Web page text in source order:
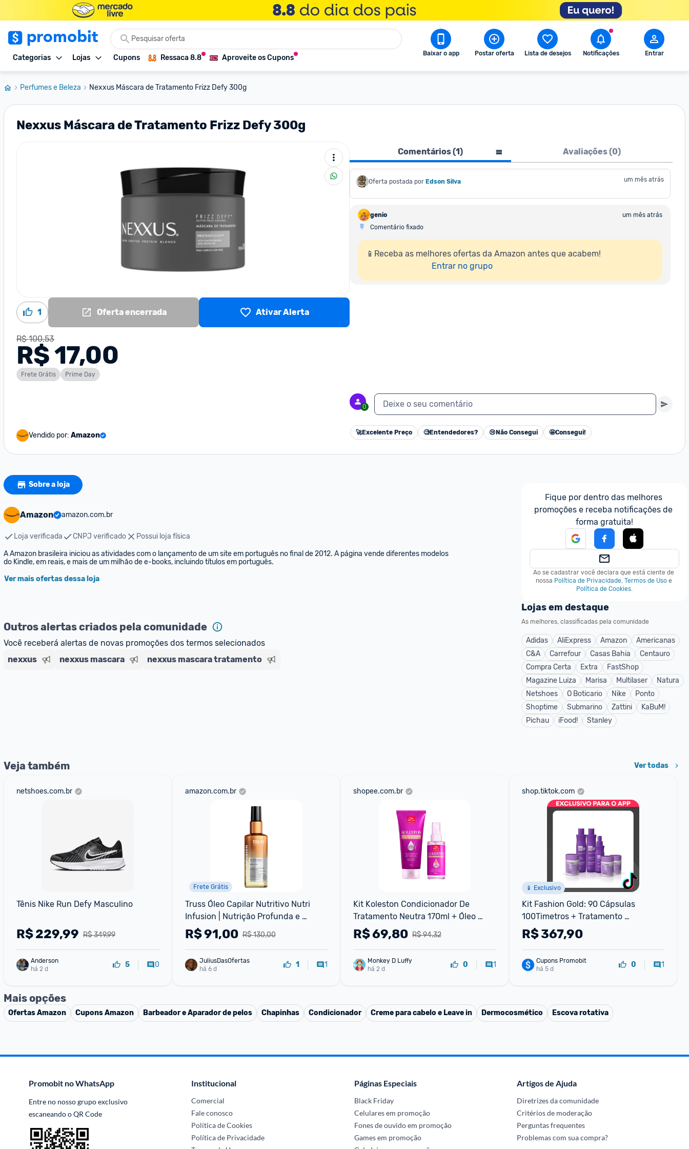
Categorias Lojas Cupons Ressaca 8.8 Aproveite os Cupons Baixar o app Postar oferta Lista de desejos Notificações Entrar
Perfumes e Beleza Nexxus Máscara de Tratamento Frizz Defy 300g
Nexxus Máscara de Tratamento Frizz Defy 300g
1 Oferta encerrada Ativar Alerta
R$ 100,53
R$ 17,00
Frete Grátis Prime Day
Vendido por: Amazon
Comentários (1) Avaliações (0)
Oferta postada por Edson Silva um mês atrás
genio
um mês atrás
Comentário fixado
📱Receba as melhores ofertas da Amazon antes que acabem!
Entrar no grupo
0 Deixe o seu comentário
🚀Excelente Preço 🧐Entendedores? 😢 Não Consegui 🤩Consegui!
Sobre a loja
Amazon amazon.com.br
Loja verificada CNPJ verificado
Possui loja física
A Amazon brasileira iniciou as atividades com o lançamento de um site em português no final de 2012. A página vende diferentes modelos
do Kindle, em reais, e mais de um milhão de e-books, incluindo títulos em português.
Ver mais ofertas dessa loja
Outros alertas criados pela comunidade
Você receberá alertas de novas promoções dos termos selecionados
nexxus
nexxus mascara nexxus mascara tratamento
Fique por dentro das melhores
promoções e receba notificações de
forma gratuita!
Ao se cadastrar você declara que está ciente de
nossa Política de Privacidade, Termos de Uso e
Política de Cookies.
Lojas em destaque
As melhores, classificadas pela comunidade
Adidas AliExpress Amazon
Americanas
C&A
Carrefour Casas Bahia
Centauro
Compra Certa
Extra
FastShop
Magazine Luiza
Marisa Multilaser
Natura
Netshoes
O Boticario Nike
Ponto
Shoptime
Submarino Zattini
KaBuM!
Pichau
iFood! Stanley
Veja também Ver todas
netshoes.com.br
Tênis Nike Run Defy Masculino
R$ 349,99
R$229,99
Anderson
há 2 d
5 0
amazon.com.br
Frete Grátis
Truss Óleo Capilar Nutritivo Nutri
Infusion | Nutrição Profunda e
Controle de Frizz | 60ml
R$ 130,00
R$91,00
JuliusDasOfertas
há 6 d
1 1
shopee.com.br
Kit Koleston Condicionador De
Tratamento Neutra 170ml + Óleo
Capilar Poderoso 9 em 1 100ml
R$ 94,32
R$69,80
Monkey D Luffy
há 2 d
0 1
shop.tiktok.com
📱 Exclusivo
Kit Fashion Gold: 90 Cápsulas
100Timetros + Tratamento
Antiqueda Capilar
R$367,90
Cupons Promobit
há 5 d
0 1
Mais opções
OfertasAmazon CuponsAmazon Barbeador e Aparador de pelos Chapinhas Condicionador Creme para cabelo e Leave in Dermocosmético Escova rotativa
Promobit no WhatsApp
Entre no nosso grupo exclusivo
escaneando o QR Code
Institucional
Comercial
Fale conosco
Política de Cookies
Política de Privacidade
Páginas Especiais
Black Friday
Celulares em promoção
Fones de ouvido em promoção
Games em promoção
Artigos de Ajuda
Diretrizes da comunidade
Critérios de moderação
Perguntas frequentes
Problemas com sua compra?